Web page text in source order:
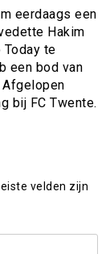
eerdaags een
Hakim
te
een bod van
bij FC Twente.
velden zijn